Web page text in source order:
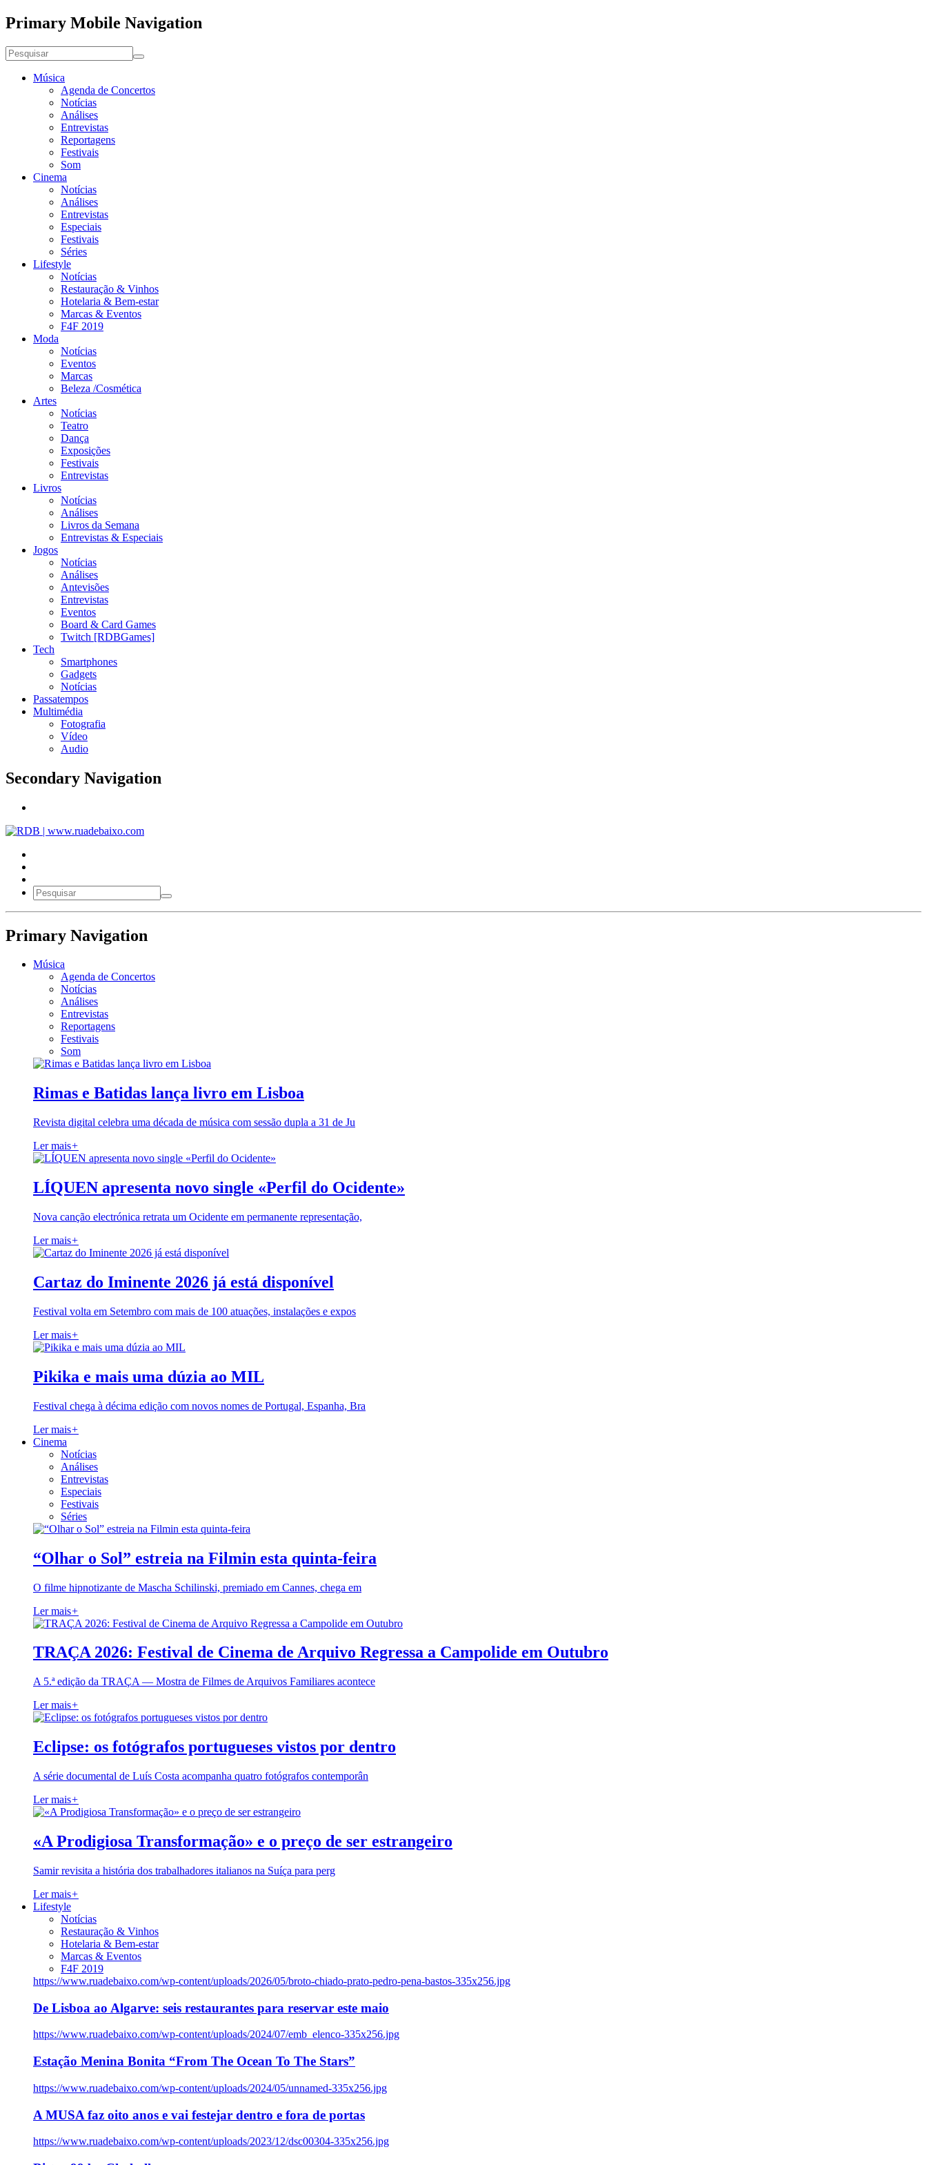
Primary Mobile Navigation
Música
Agenda de Concertos
Notícias
Análises
Entrevistas
Reportagens
Festivais
Som
Cinema
Notícias
Análises
Entrevistas
Especiais
Festivais
Séries
Lifestyle
Notícias
Restauração & Vinhos
Hotelaria & Bem-estar
Marcas & Eventos
F4F 2019
Moda
Notícias
Eventos
Marcas
Beleza /Cosmética
Artes
Notícias
Teatro
Dança
Exposições
Festivais
Entrevistas
Livros
Notícias
Análises
Livros da Semana
Entrevistas & Especiais
Jogos
Notícias
Análises
Antevisões
Entrevistas
Eventos
Board & Card Games
Twitch [RDBGames]
Tech
Smartphones
Gadgets
Notícias
Passatempos
Multimédia
Fotografia
Vídeo
Audio
Secondary Navigation
Primary Navigation
Música
Agenda de Concertos
Notícias
Análises
Entrevistas
Reportagens
Festivais
Som
Rimas e Batidas lança livro em Lisboa
Revista digital celebra uma década de música com sessão dupla a 31 de Ju
Ler mais+
LÍQUEN apresenta novo single «Perfil do Ocidente»
Nova canção electrónica retrata um Ocidente em permanente representação,
Ler mais+
Cartaz do Iminente 2026 já está disponível
Festival volta em Setembro com mais de 100 atuações, instalações e expos
Ler mais+
Pikika e mais uma dúzia ao MIL
Festival chega à décima edição com novos nomes de Portugal, Espanha, Bra
Ler mais+
Cinema
Notícias
Análises
Entrevistas
Especiais
Festivais
Séries
“Olhar o Sol” estreia na Filmin esta quinta-feira
O filme hipnotizante de Mascha Schilinski, premiado em Cannes, chega em
Ler mais+
TRAÇA 2026: Festival de Cinema de Arquivo Regressa a Campolide em Outubro
A 5.ª edição da TRAÇA — Mostra de Filmes de Arquivos Familiares acontece
Ler mais+
Eclipse: os fotógrafos portugueses vistos por dentro
A série documental de Luís Costa acompanha quatro fotógrafos contemporân
Ler mais+
«A Prodigiosa Transformação» e o preço de ser estrangeiro
Samir revisita a história dos trabalhadores italianos na Suíça para perg
Ler mais+
Lifestyle
Notícias
Restauração & Vinhos
Hotelaria & Bem-estar
Marcas & Eventos
F4F 2019
https://www.ruadebaixo.com/wp-content/uploads/2026/05/broto-chiado-prato-pedro-pena-bastos-335x256.jpg
De Lisboa ao Algarve: seis restaurantes para reservar este maio
https://www.ruadebaixo.com/wp-content/uploads/2024/07/emb_elenco-335x256.jpg
Estação Menina Bonita “From The Ocean To The Stars”
https://www.ruadebaixo.com/wp-content/uploads/2024/05/unnamed-335x256.jpg
A MUSA faz oito anos e vai festejar dentro e fora de portas
https://www.ruadebaixo.com/wp-content/uploads/2023/12/dsc00304-335x256.jpg